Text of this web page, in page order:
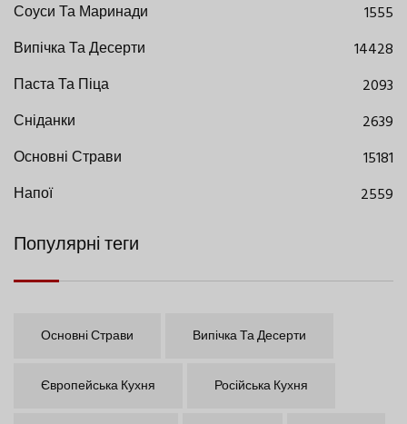
Соуси Та Маринади
1555
Випічка Та Десерти
14428
Паста Та Піца
2093
Сніданки
2639
Основні Страви
15181
Напої
2559
Популярні теги
Основні Страви Випічка Та Десерти
Європейська Кухня Російська Кухня